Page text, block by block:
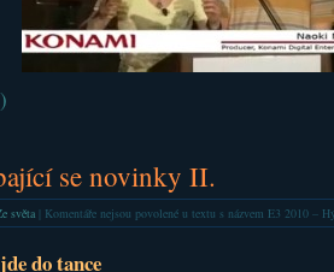
se novinky II.
světa| Komentáře nejsou povolenéu textu s názvem E3 2010 –
do tance